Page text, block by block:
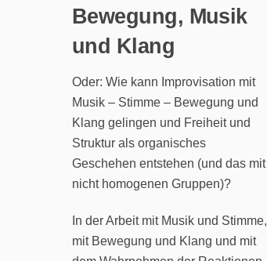
Bewegung, Musik
und Klang
Oder: Wie kann Improvisation mit
Musik – Stimme – Bewegung und
Klang gelingen und Freiheit und
Struktur als organisches
Geschehen entstehen (und das mit
nicht homogenen Gruppen)?
In der Arbeit mit Musik und Stimme,
mit Bewegung und Klang und mit